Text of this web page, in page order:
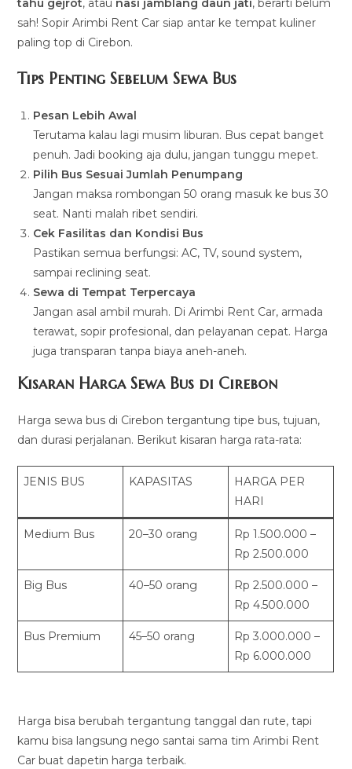
tahu gejrot, atau nasi jamblang daun jati, berarti belum
sah! Sopir Arimbi Rent Car siap antar ke tempat kuliner
paling top di Cirebon.
Tips Penting Sebelum Sewa Bus
Pesan Lebih Awal
Terutama kalau lagi musim liburan. Bus cepat banget
penuh. Jadi booking aja dulu, jangan tunggu mepet.
Pilih Bus Sesuai Jumlah Penumpang
Jangan maksa rombongan 50 orang masuk ke bus 30
seat. Nanti malah ribet sendiri.
Cek Fasilitas dan Kondisi Bus
Pastikan semua berfungsi: AC, TV, sound system,
sampai reclining seat.
Sewa di Tempat Terpercaya
Jangan asal ambil murah. Di Arimbi Rent Car, armada
terawat, sopir profesional, dan pelayanan cepat. Harga
juga transparan tanpa biaya aneh-aneh.
Kisaran Harga Sewa Bus di Cirebon
Harga sewa bus di Cirebon tergantung tipe bus, tujuan,
dan durasi perjalanan. Berikut kisaran harga rata-rata:
JENIS BUS KAPASITAS
HARGA PER
HARI
Medium Bus 20–30 orang
Rp 1.500.000 –
Rp 2.500.000
Big Bus 40–50 orang
Rp 2.500.000 –
Rp 4.500.000
Bus Premium 45–50 orang
Rp 3.000.000 –
Rp 6.000.000
Harga bisa berubah tergantung tanggal dan rute, tapi
kamu bisa langsung nego santai sama tim Arimbi Rent
Car buat dapetin harga terbaik.